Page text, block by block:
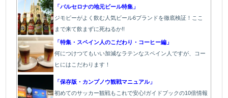
「バルセロナの地元ビール特集」
ジモピーがよく飲む人気ビール6ブランドを徹底検証！ここ
まで来て飲まずに死ねるか!!
「特集・スペイン人のこだわり・コーヒー編」
何につけつてもいい加減なラテンなスペイン人ですが、コー
ヒにはこだわります ！
「保存版・カンプノウ観戦マニュアル」
初めてのサッカー観戦もこれで安心!ガイドブックの10倍情報